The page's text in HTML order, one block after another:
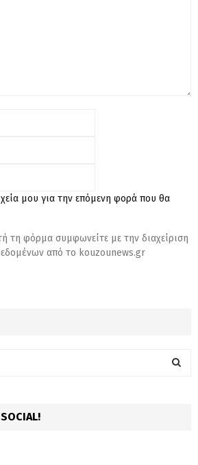
μου για την επόμενη φορά που θα
τη φόρμα συμφωνείτε με την διαχείριση
από το kouzounews.gr